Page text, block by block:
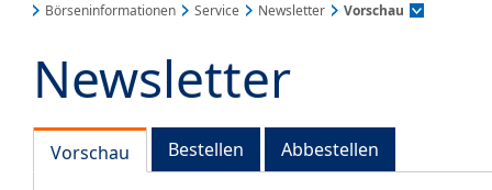
Börseninformationen Service Newsletter Vorschau
Newsletter
Vorschau Bestellen Abbestellen